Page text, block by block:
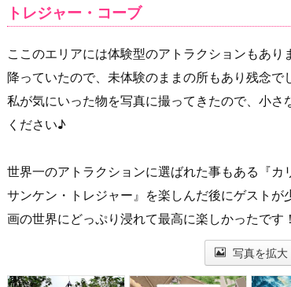
トレジャー・コーブ
ここのエリアには体験型のアトラクションもあ
降っていたので、未体験のままの所もあり残念で
私が気にいった物を写真に撮ってきたので、小さ
ください♪
世界一のアトラクションに選ばれた事もある『カ
サンケン・トレジャー』を楽しんだ後にゲストが
画の世界にどっぷり浸れて最高に楽しかったです！
写真を拡大